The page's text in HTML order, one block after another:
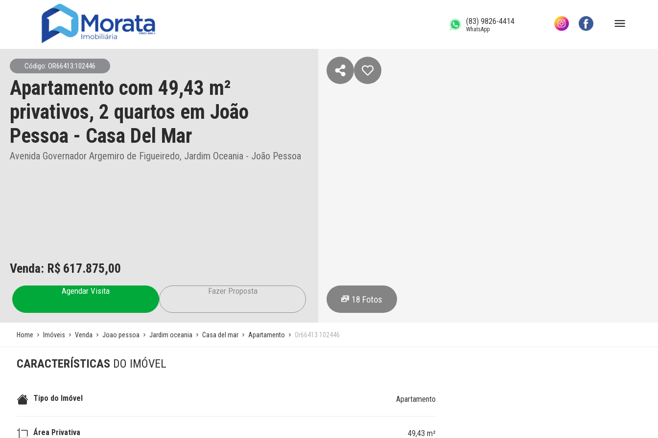
(83) 9826-4414
WhatsApp
Código: OR66413:102446
Apartamento com 49,43 m²
privativos, 2 quartos em João
Pessoa - Casa Del Mar
Avenida Governador Argemiro de Figueiredo, Jardim Oceania - João Pessoa
Venda: R$ 617.875,00
Agendar Visita Fazer Proposta
18 Fotos
Home Imóveis Venda Joao pessoa Jardim oceania Casa del mar Apartamento Or66413 102446
CARACTERÍSTICAS DO IMÓVEL
Tipo do Imóvel Apartamento
Área Privativa 49,43 m²